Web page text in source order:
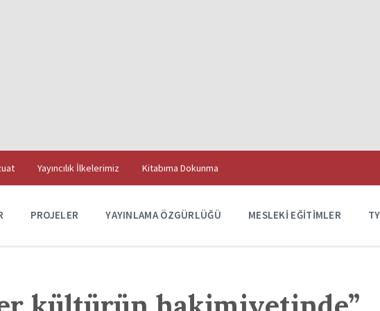
Yayıncılık İlkelerimiz
Kitabıma Dokunma
PROJELER YAYINLAMA ÖZGÜRLÜĞÜ MESLEKI EĞITIMLER